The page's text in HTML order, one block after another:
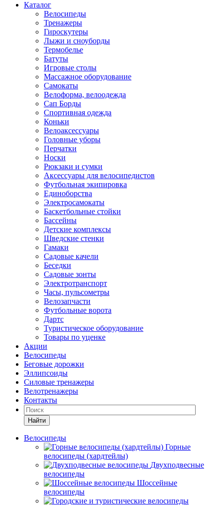
Каталог
Велосипеды
Тренажеры
Гироскутеры
Лыжи и сноуборды
Термобелье
Батуты
Игровые столы
Массажное оборудование
Самокаты
Велоформа, велоодежда
Сап Борды
Спортивная одежда
Коньки
Велоаксессуары
Головные уборы
Перчатки
Носки
Рюкзаки и сумки
Аксессуары для велосипедистов
Футбольная экипировка
Единоборства
Электросамокаты
Баскетбольные стойки
Бассейны
Детские комплексы
Шведские стенки
Гамаки
Садовые качели
Беседки
Садовые зонты
Электротранспорт
Часы, пульсометры
Велозапчасти
Футбольные ворота
Дартс
Туристическое оборудование
Товары по уценке
Акции
Велосипеды
Беговые дорожки
Эллипсоиды
Силовые тренажеры
Велотренажеры
Контакты
Найти
Велосипеды
Горные
велосипеды (хардтейлы)
Двухподвесные
велосипеды
Шоссейные
велосипеды